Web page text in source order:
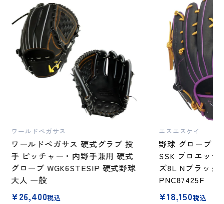
ワールドペガサス
ワールドペガサス 硬式グラブ 投
手 ピッチャー・内野手兼用 硬式
グローブ WGK6STESIP 硬式野球
大人 一般
¥26,400税込
エスエスケイ
野球 グローブ
SSK プロエッジ
ズ8L Nブラック
PNC87425F
¥18,150税込